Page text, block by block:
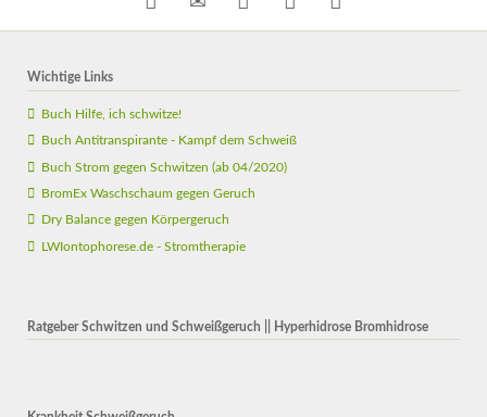
Wichtige Links
Buch Hilfe, ich schwitze!
Buch Antitranspirante - Kampf dem Schweiß
Buch Strom gegen Schwitzen (ab 04/2020)
BromEx Waschschaum gegen Geruch
Dry Balance gegen Körpergeruch
LWIontophorese.de - Stromtherapie
Ratgeber Schwitzen und Schweißgeruch || Hyperhidrose Bromhidrose